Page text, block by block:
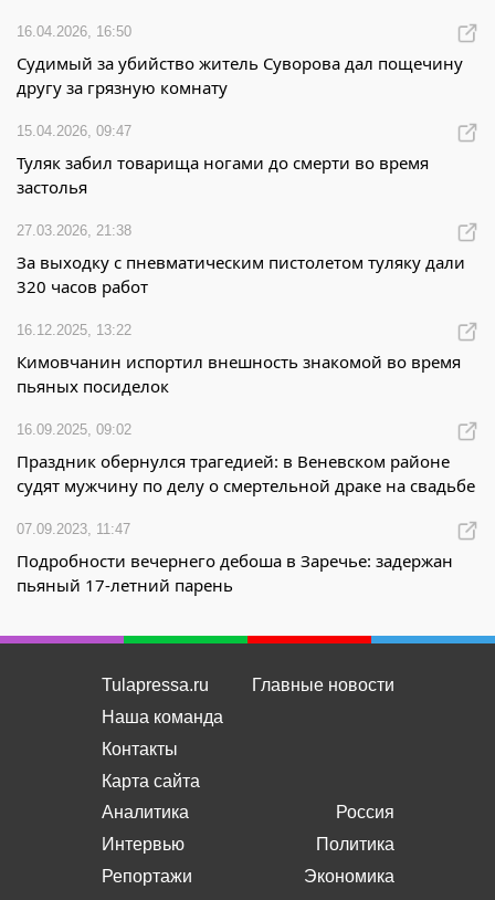
16.04.2026, 16:50
Судимый за убийство житель Суворова дал пощечину
другу за грязную комнату
15.04.2026, 09:47
Туляк забил товарища ногами до смерти во время
застолья
27.03.2026, 21:38
За выходку с пневматическим пистолетом туляку дали
320 часов работ
16.12.2025, 13:22
Кимовчанин испортил внешность знакомой во время
пьяных посиделок
16.09.2025, 09:02
Праздник обернулся трагедией: в Веневском районе
судят мужчину по делу о смертельной драке на свадьбе
07.09.2023, 11:47
Подробности вечернего дебоша в Заречье: задержан
пьяный 17-летний парень
Tulapressa.ru
Наша команда
Контакты
Карта сайта
Главные новости
Аналитика
Интервью
Репортажи
Россия
Политика
Экономика